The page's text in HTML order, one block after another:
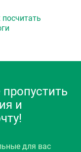
посчитать
и
для вас